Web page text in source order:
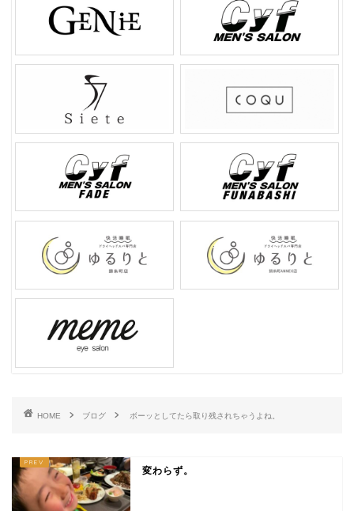
HOME ブログ ボーッとしてたら取り残されちゃうよね。
変わらず。